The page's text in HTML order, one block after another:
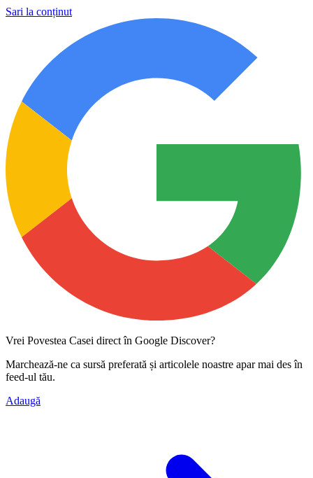
Sari la conținut
Vrei Povestea Casei direct în Google Discover?
Marchează-ne ca sursă preferată și articolele noastre apar mai des în
feed-ul tău.
Adaugă